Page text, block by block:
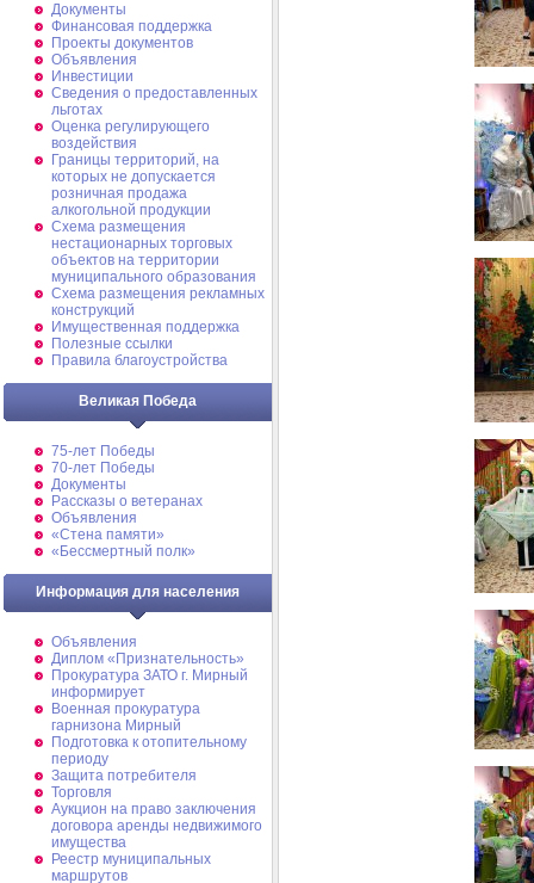
Документы
Финансовая поддержка
Проекты документов
Объявления
Инвестиции
Сведения о предоставленных
льготах
Оценка регулирующего
воздействия
Границы территорий, на
которых не допускается
розничная продажа
алкогольной продукции
Схема размещения
нестационарных торговых
объектов на территории
муниципального образования
Схема размещения рекламных
конструкций
Имущественная поддержка
Полезные ссылки
Правила благоустройства
Великая Победа
75-лет Победы
70-лет Победы
Документы
Рассказы о ветеранах
Объявления
«Стена памяти»
«Бессмертный полк»
Информация для населения
Объявления
Диплом «Признательность»
Прокуратура ЗАТО г. Мирный
информирует
Военная прокуратура
гарнизона Мирный
Подготовка к отопительному
периоду
Защита потребителя
Торговля
Аукцион на право заключения
договора аренды недвижимого
имущества
Реестр муниципальных
маршрутов